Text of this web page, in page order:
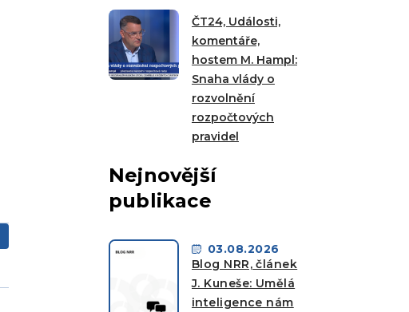
ČT24, Události,
komentáře,
hostem M. Hampl:
Snaha vlády o
rozvolnění
rozpočtových
pravidel
Nejnovější
publikace
03.08.2026
Blog NRR, článek
J. Kuneše: Umělá
inteligence nám